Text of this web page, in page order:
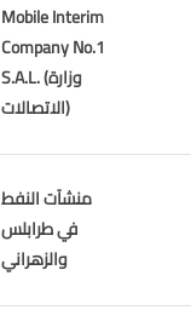
Mobile Interim
Company No.1
S.A.L. (وزارة
الاتصالات)
منشآت النفط
في طرابلس
والزهراني